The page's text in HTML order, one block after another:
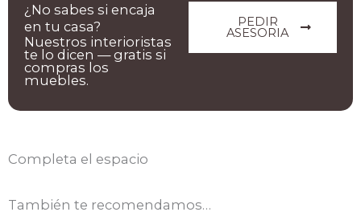
PEDIR
ASESORIA
¿No sabes si encaja
en tu casa?
Nuestros interioristas
te lo dicen — gratis si
compras los
muebles.
Completa el espacio
También te recomendamos…